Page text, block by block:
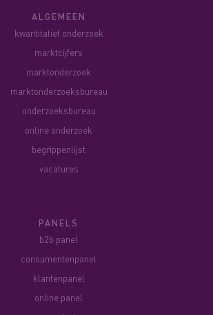
ALGEMEEN
kwantitatief onderzoek
marktcijfers
marktonderzoek
marktonderzoeksbureau
onderzoeksbureau
online onderzoek
begrippenlijst
vacatures
PANELS
b2b panel
consumentenpanel
klantenpanel
online panel